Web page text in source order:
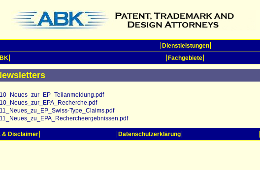
Dienstleistungen
Fachgebiete
Type_Claims.pdf
& Disclaimer Datenschutzerklärung